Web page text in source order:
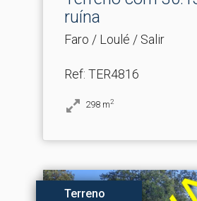
ruína
Faro / Loulé / Salir
Ref: TER4816
298 m2
Terreno